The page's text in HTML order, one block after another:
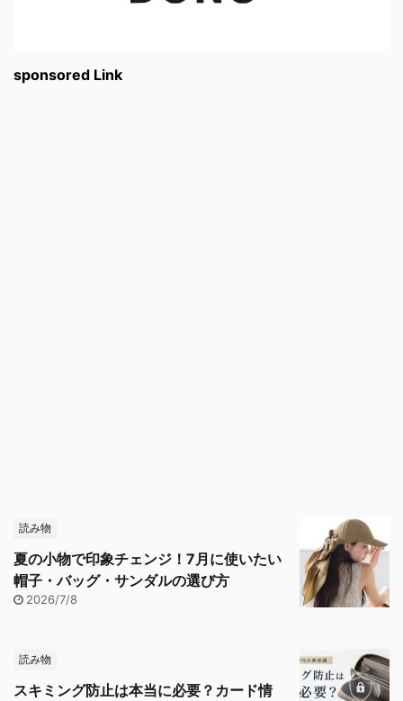
sponsored Link
読み物
夏の小物で印象チェンジ！7月に使いたい
帽子・バッグ・サンダルの選び方
2026/7/8
読み物
スキミング防止は本当に必要？カード情